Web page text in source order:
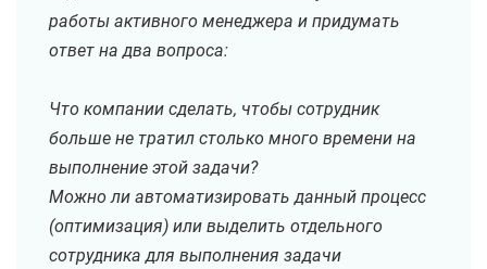
работы активного менеджера и придумать
ответ на два вопроса:
Что компании сделать, чтобы сотрудник
больше не тратил столько много времени на
выполнение этой задачи?
Можно ли автоматизировать данный процесс
(оптимизация) или выделить отдельного
сотрудника для выполнения задачи